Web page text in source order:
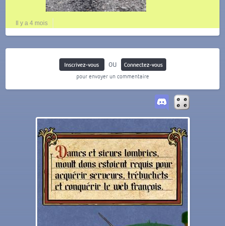
Il y a 4 mois
Inscrivez-vous ou
Connectez-vous
pour envoyer un commentaire